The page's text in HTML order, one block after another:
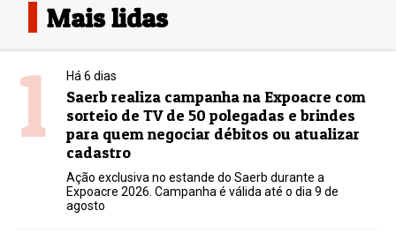
Mais lidas
1 Há 6 dias
Saerb realiza campanha na Expoacre com
sorteio de TV de 50 polegadas e brindes
para quem negociar débitos ou atualizar
cadastro
Ação exclusiva no estande do Saerb durante a
Expoacre 2026. Campanha é válida até o dia 9 de
agosto